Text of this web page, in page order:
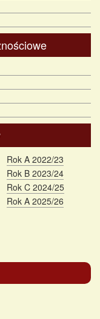
Rok A 2022/23
Rok B 2023/24
Rok C 2024/25
Rok A 2025/26